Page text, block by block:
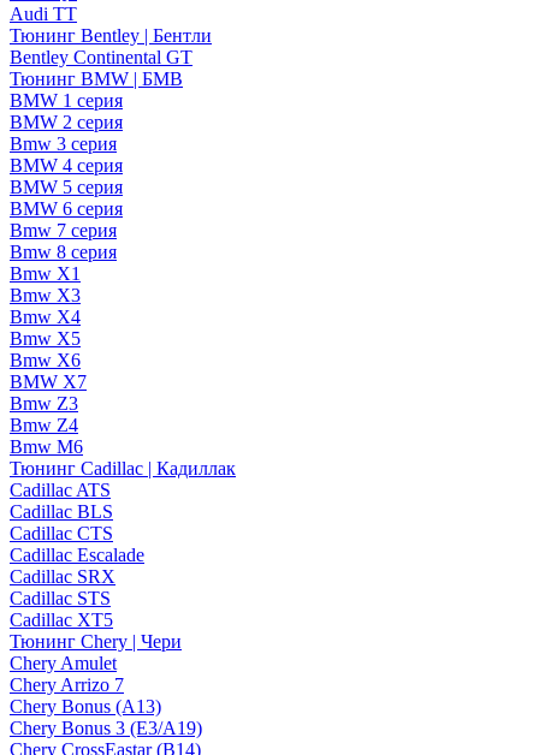
Audi TT
Тюнинг Bentley | Бентли
Bentley Continental GT
Тюнинг BMW | БМВ
BMW 1 серия
BMW 2 серия
Bmw 3 серия
BMW 4 серия
BMW 5 серия
BMW 6 серия
Bmw 7 серия
Bmw 8 серия
Bmw X1
Bmw X3
Bmw X4
Bmw X5
Bmw X6
BMW X7
Bmw Z3
Bmw Z4
Bmw М6
Тюнинг Cadillac | Кадиллак
Cadillac ATS
Cadillac BLS
Cadillac CTS
Cadillac Escalade
Cadillac SRX
Cadillac STS
Cadillac XT5
Тюнинг Chery | Чери
Chery Amulet
Chery Arrizo 7
Chery Bonus (A13)
Chery Bonus 3 (E3/A19)
Chery CrossEastar (B14)